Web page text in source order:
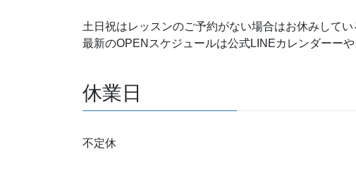
土日祝はレッスンのご予約がない場合はお休みしてい
最新のOPENスケジュールは公式LINEカレンダーー
休業日
不定休